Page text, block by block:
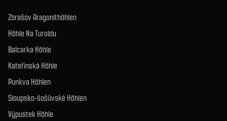
Zbrašov Aragonithöhlen
Höhle Na Turoldu
Balcarka Höhle
Kateřinská Höhle
Punkva Höhlen
Sloupsko-šošůvské Höhlen
Výpustek Höhle